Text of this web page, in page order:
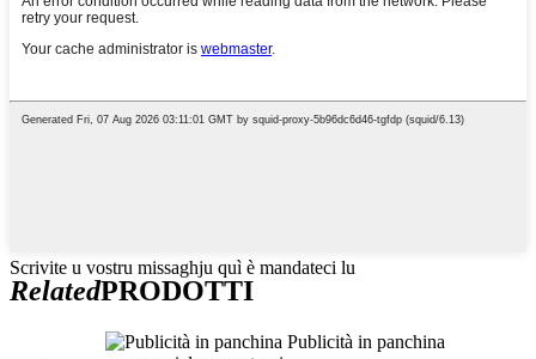
Scrivite u vostru missaghju quì è mandateci lu
RelatedPRODOTTI